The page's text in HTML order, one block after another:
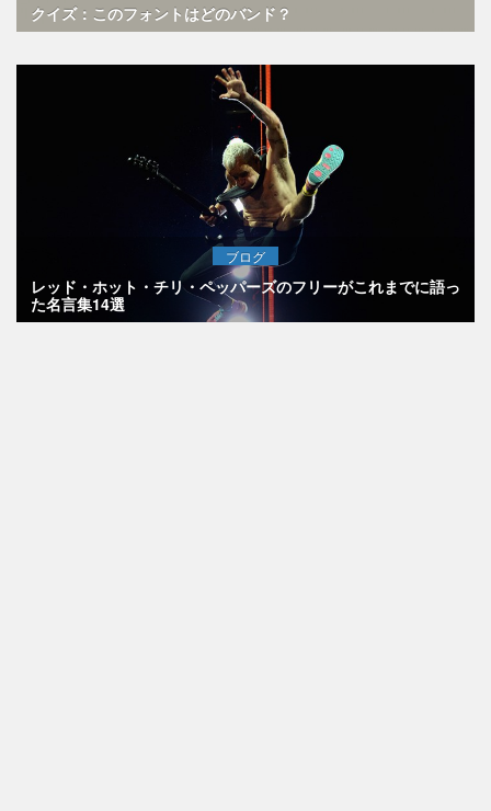
クイズ：このフォントはどのバンド？
ブログ
レッド・ホット・チリ・ペッパーズのフリーがこれまでに語っ
た名言集14選